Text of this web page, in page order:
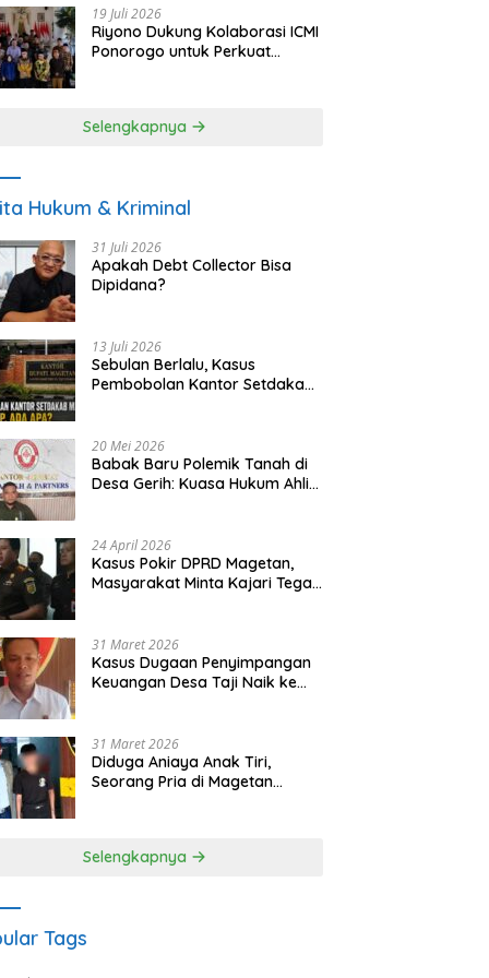
19 Juli 2026
Riyono Dukung Kolaborasi ICMI
Ponorogo untuk Perkuat
Selengkapnya
Hukum & Kriminal
31 Juli 2026
Apakah Debt Collector Bisa
Dipidana?
13 Juli 2026
Sebulan Berlalu, Kasus
Pembobolan Kantor Setdakab
20 Mei 2026
Babak Baru Polemik Tanah di
Desa Gerih: Kuasa Hukum Ahli
24 April 2026
Kasus Pokir DPRD Magetan,
Masyarakat Minta Kajari Tegak
31 Maret 2026
Kasus Dugaan Penyimpangan
Keuangan Desa Taji Naik ke
31 Maret 2026
Diduga Aniaya Anak Tiri,
Seorang Pria di Magetan
Selengkapnya
Tags